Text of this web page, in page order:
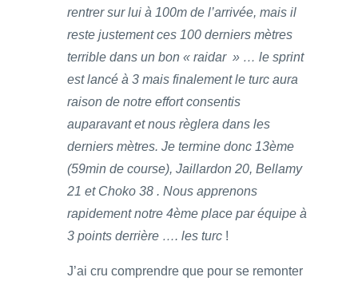
rentrer sur lui à 100m de l’arrivée, mais il
reste justement ces 100 derniers mètres
terrible dans un bon « raidar » … le sprint
est lancé à 3 mais finalement le turc aura
raison de notre effort consentis
auparavant et nous règlera dans les
derniers mètres. Je termine donc 13ème
(59min de course), Jaillardon 20, Bellamy
21 et Choko 38 . Nous apprenons
rapidement notre 4ème place par équipe à
3 points derrière …. les turc !
J’ai cru comprendre que pour se remonter